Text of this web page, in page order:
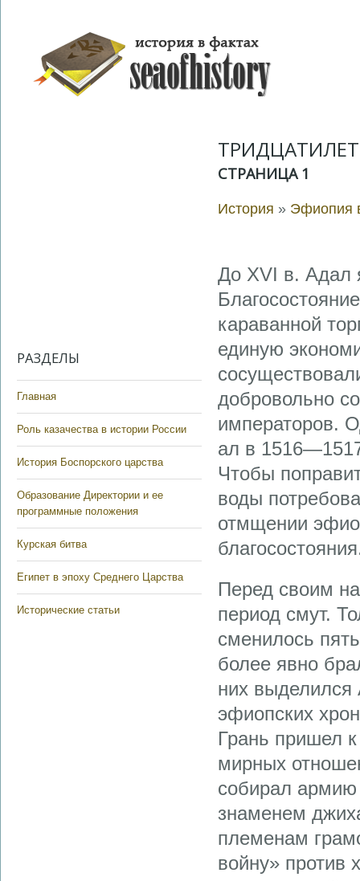
РАЗДЕЛЫ
Главная
Роль казачества в истории России
История Боспорского царства
Образование Директории и ее
программные положения
Курская битва
Египет в эпоху Среднего Царства
Исторические статьи
СТРАНИЦА 1
История » Эфиопия
До XVI в. Адал
караванной
единую
добровольно
императоров.
ал в 1516—1517
Чтобы
воды
отмщении
Перед своим
период смут.
сменилось
более явно
них
эфиопских
Грань пришел
мирных
собирал армию
знаменем
племенам
войну» против